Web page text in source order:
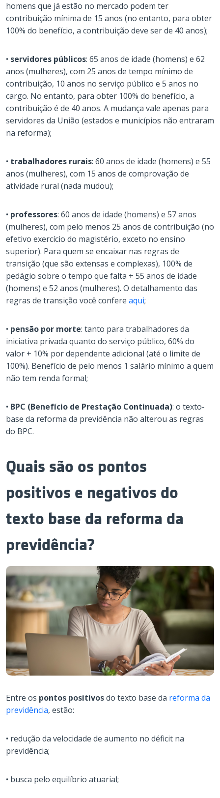
homens que já estão no mercado podem ter
contribuição mínima de 15 anos (no entanto, para obter
100% do benefício, a contribuição deve ser de 40 anos);
• servidores públicos: 65 anos de idade (homens) e 62
anos (mulheres), com 25 anos de tempo mínimo de
contribuição, 10 anos no serviço público e 5 anos no
cargo. No entanto, para obter 100% do benefício, a
contribuição é de 40 anos. A mudança vale apenas para
servidores da União (estados e municípios não entraram
na reforma);
• trabalhadores rurais: 60 anos de idade (homens) e 55
anos (mulheres), com 15 anos de comprovação de
atividade rural (nada mudou);
• professores: 60 anos de idade (homens) e 57 anos
(mulheres), com pelo menos 25 anos de contribuição (no
efetivo exercício do magistério, exceto no ensino
superior). Para quem se encaixar nas regras de
transição (que são extensas e complexas), 100% de
pedágio sobre o tempo que falta + 55 anos de idade
(homens) e 52 anos (mulheres). O detalhamento das
regras de transição você confere aqui;
• pensão por morte: tanto para trabalhadores da
iniciativa privada quanto do serviço público, 60% do
valor + 10% por dependente adicional (até o limite de
100%). Benefício de pelo menos 1 salário mínimo a quem
não tem renda formal;
• BPC (Benefício de Prestação Continuada): o texto-
base da reforma da previdência não alterou as regras
do BPC.
Quais são os pontos
positivos e negativos do
texto base da reforma da
previdência?
Entre os pontos positivosdo texto base da reforma da
previdência, estão:
• redução da velocidade de aumento no déficit na
previdência;
• busca pelo equilíbrio atuarial;